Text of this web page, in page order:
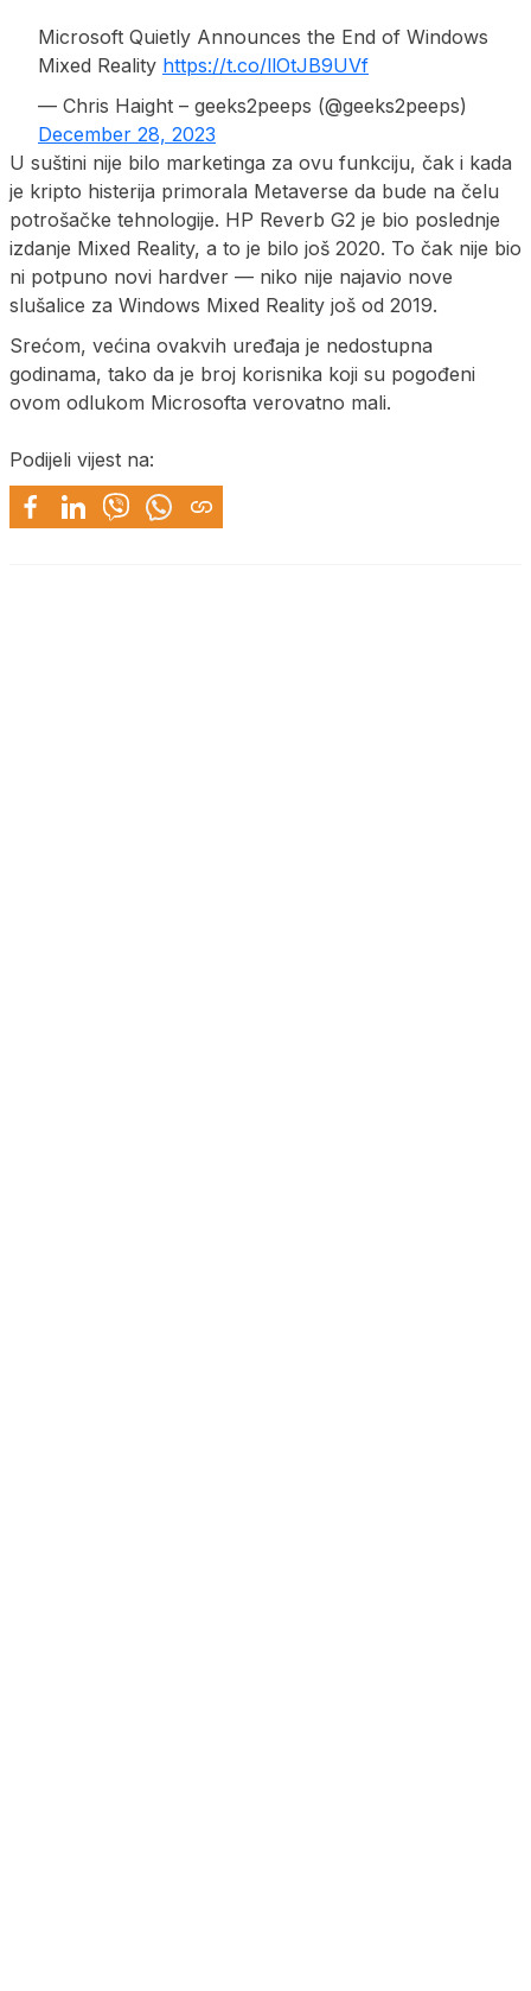
Microsoft Quietly Announces the End of Windows
Mixed Reality https://t.co/llOtJB9UVf
— Chris Haight – geeks2peeps (@geeks2peeps)
December 28, 2023
U suštini nije bilo marketinga za ovu funkciju, čak i kada
je kripto histerija primorala Metaverse da bude na čelu
potrošačke tehnologije. HP Reverb G2 je bio poslednje
izdanje Mixed Reality, a to je bilo još 2020. To čak nije bio
ni potpuno novi hardver — niko nije najavio nove
slušalice za Windows Mixed Reality još od 2019.
Srećom, većina ovakvih uređaja je nedostupna
godinama, tako da je broj korisnika koji su pogođeni
ovom odlukom Microsofta verovatno mali.
Podijeli vijest na: